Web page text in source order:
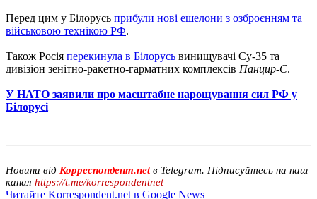
Перед цим у Білорусь прибули нові ешелони з озброєнням та
військовою технікою РФ.
Також Росія перекинула в Білорусь винищувачі Су-35 та
дивізіон зенітно-ракетно-гарматних комплексів Панцир-С.
У НАТО заявили про масштабне нарощування сил РФ у
Білорусі
Новини від Корреспондент.netв Telegram. Підписуйтесь на наш
канал https://t.me/korrespondentnet
Читайте Korrespondent.net в Google News